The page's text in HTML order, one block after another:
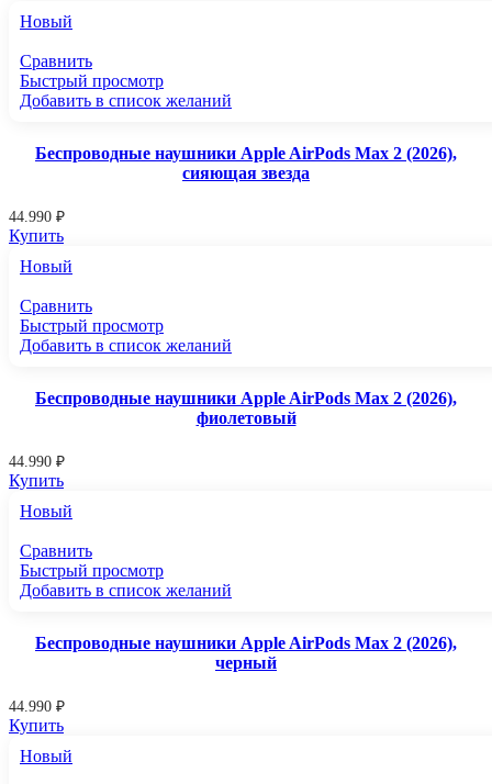
Новый
Сравнить
Быстрый просмотр
Добавить в список желаний
Беспроводные наушники Apple AirPods Max 2 (2026),
сияющая звезда
44.990 ₽
Купить
Новый
Сравнить
Быстрый просмотр
Добавить в список желаний
Беспроводные наушники Apple AirPods Max 2 (2026),
фиолетовый
44.990 ₽
Купить
Новый
Сравнить
Быстрый просмотр
Добавить в список желаний
Беспроводные наушники Apple AirPods Max 2 (2026),
черный
44.990 ₽
Купить
Новый